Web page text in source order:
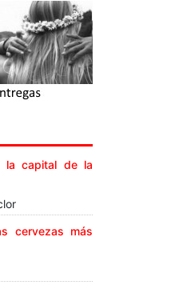
la capital de la
cervezas más